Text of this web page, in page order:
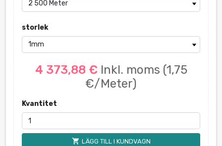
storlek
4 373,88 € Inkl. moms (1,75
€/Meter)
Kvantitet
shopping_cart LÄGG TILL I KUNDVAGN